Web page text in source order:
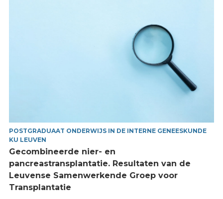
POSTGRADUAAT ONDERWIJS IN DE INTERNE GENEESKUNDE
KU LEUVEN
Gecombineerde nier- en
pancreastransplantatie. Resultaten van de
Leuvense Samenwerkende Groep voor
Transplantatie